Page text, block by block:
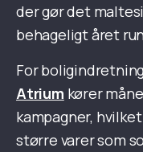
der gør det
behageligt året
For
Atrium kører
kampagner,
større varer som